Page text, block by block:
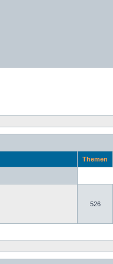
Themen
526